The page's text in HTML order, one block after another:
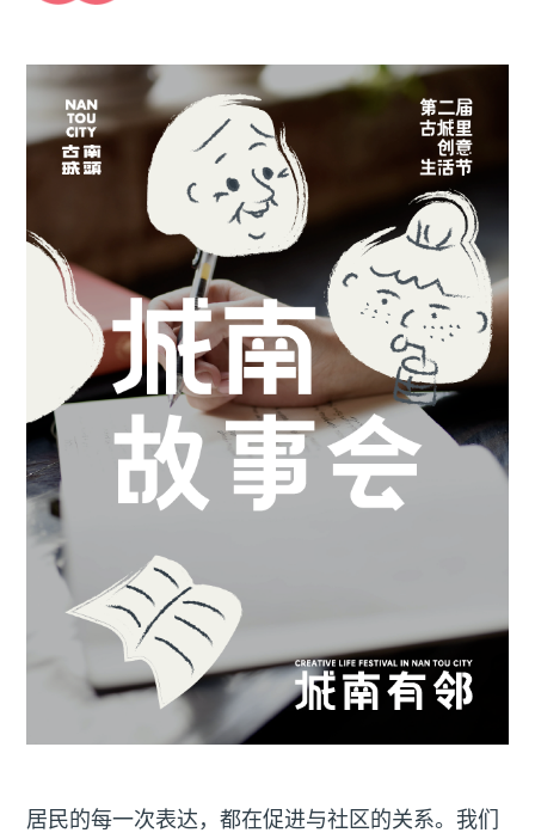
居民的每一次表达，都在促进与社区的关系。我们